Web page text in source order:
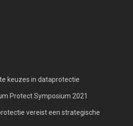
keuzes in dataprotectie
Protect Symposium 2021
vereist een strategische